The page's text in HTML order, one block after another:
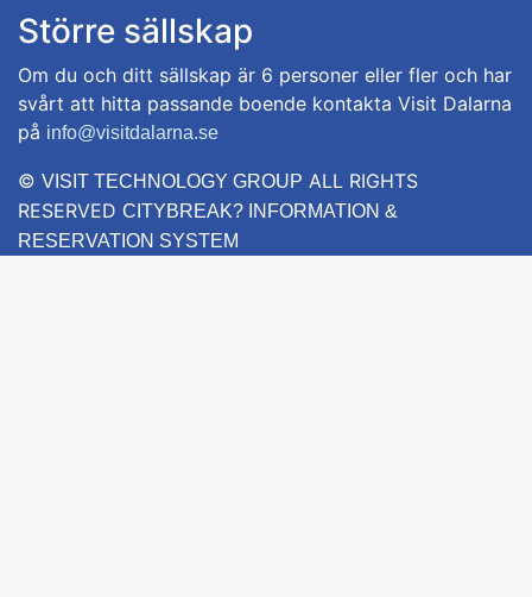
Större sällskap
Om du och ditt sällskap är 6 personer eller fler och har
svårt att hitta passande boende kontakta Visit Dalarna
på info@visitdalarna.se
© VISIT TECHNOLOGY GROUP ALL RIGHTS
RESERVED CITYBREAK? INFORMATION &
RESERVATION SYSTEM